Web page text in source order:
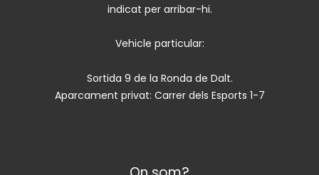
indicat per arribar-hi.
Vehicle particular:
Sortida 9 de la Ronda de Dalt.
Aparcament privat: Carrer dels Esports 1-7